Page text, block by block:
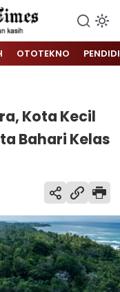
OTOTEKNO
Kota Kecil
Bahari Kelas